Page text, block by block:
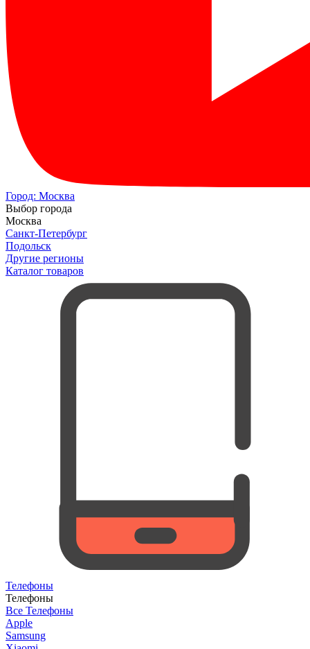
Город: Москва
Выбор города
Москва
Санкт-Петербург
Подольск
Другие регионы
Каталог товаров
Телефоны
Телефоны
Все Телефоны
Apple
Samsung